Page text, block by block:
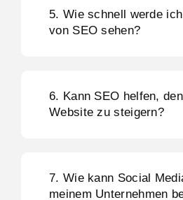
5. Wie schnell werde
von SEO sehen?
6. Kann SEO helfen,
Website zu steigern?
7. Wie kann Social
meinem Unternehmen